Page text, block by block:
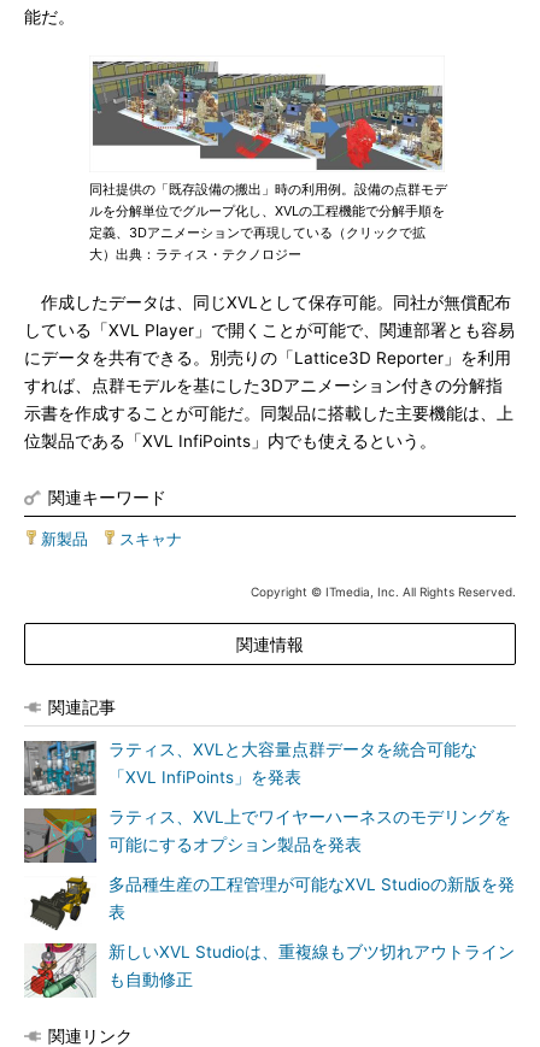
能だ。
同社提供の「既存設備の搬出」時の利用例。設備の点群モデ
ルを分解単位でグループ化し、XVLの工程機能で分解手順を
定義、3Dアニメーションで再現している（クリックで拡
大）出典：ラティス・テクノロジー
作成したデータは、同じXVLとして保存可能。同社が無償配布
している「XVL Player」で開くことが可能で、関連部署とも容易
にデータを共有できる。別売りの「Lattice3D Reporter」を利用
すれば、点群モデルを基にした3Dアニメーション付きの分解指
示書を作成することが可能だ。同製品に搭載した主要機能は、上
位製品である「XVL InfiPoints」内でも使えるという。
関連キーワード
新製品 スキャナ
Copyright © ITmedia, Inc. All Rights Reserved.
関連情報
関連記事
ラティス、XVLと大容量点群データを統合可能な
「XVL InfiPoints」を発表
ラティス、XVL上でワイヤーハーネスのモデリングを
可能にするオプション製品を発表
多品種生産の工程管理が可能なXVL Studioの新版を発
表
新しいXVL Studioは、重複線もブツ切れアウトライン
も自動修正
関連リンク